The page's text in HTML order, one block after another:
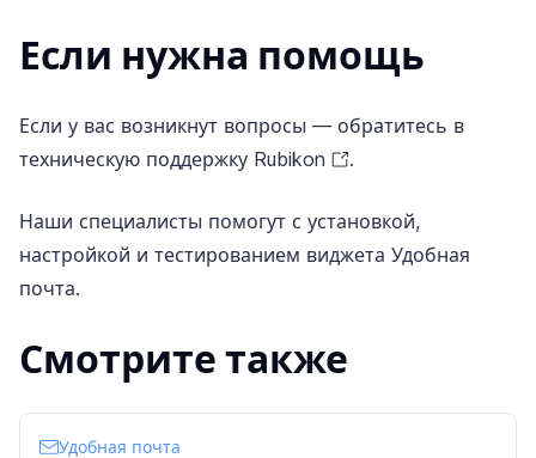
Если нужна помощь
Если у вас возникнут вопросы — обратитесь в
техническую поддержку Rubikon
.
Наши специалисты помогут с установкой,
настройкой и тестированием виджета Удобная
почта.
Смотрите также
Удобная почта